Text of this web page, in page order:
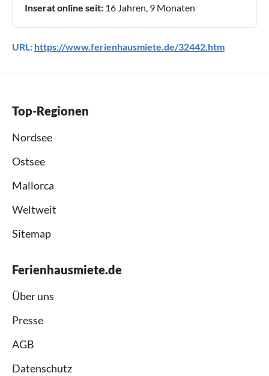
Inserat online seit: 16 Jahren, 9 Monaten
URL: https://www.ferienhausmiete.de/32442.htm
Top-Regionen
Nordsee
Ostsee
Mallorca
Weltweit
Sitemap
Ferienhausmiete.de
Über uns
Presse
AGB
Datenschutz